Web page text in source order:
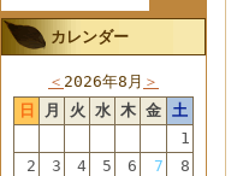
カレンダー
＜ 2026年8月 ＞
日
月 火 水 木 金 土
1
2
3 4 5 6 7
8